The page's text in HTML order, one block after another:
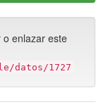
o enlazar este
datos/1727